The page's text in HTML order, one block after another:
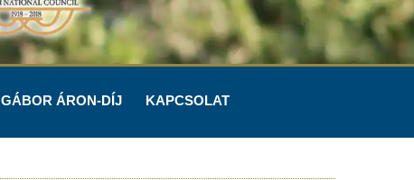
GÁBOR ÁRON-DÍJ KAPCSOLAT